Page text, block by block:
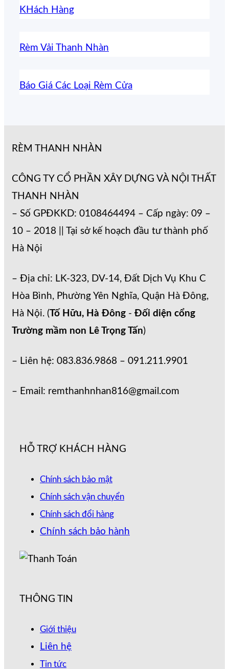
KHách Hàng
Rèm Vải Thanh Nhàn
Báo Giá Các Loại Rèm Cửa
RÈM THANH NHÀN
CÔNG TY CỔ PHẦN XÂY DỰNG VÀ NỘI THẤT
THANH NHÀN
– Số GPĐKKD: 0108464494 – Cấp ngày: 09 –
10 – 2018 || Tại sở kế hoạch đầu tư thành phố
Hà Nội
– Địa chỉ: LK-323, DV-14, Đất Dịch Vụ Khu C
Hòa Bình, Phường Yên Nghĩa, Quận Hà Đông,
Hà Nội. ( Tố Hữu, Hà Đông - Đối diện cổng
Trường mầm non Lê Trọng Tấn)
– Liên hệ: 083.836.9868 – 091.211.9901
– Email: remthanhnhan816@gmail.com
HỖ TRỢ KHÁCH HÀNG
Chính sách bảo mật
Chính sách vận chuyển
Chính sách đổi hàng
Chính sách bảo hành
THÔNG TIN
Giới thiệu
Liên hệ
Tin tức